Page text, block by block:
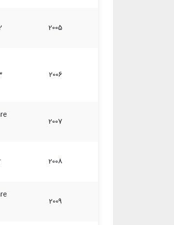
2005
2006
2007
2008
2009